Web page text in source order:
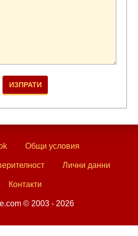
Общи условия
Лични данни
Контакти
© 2003 - 2026